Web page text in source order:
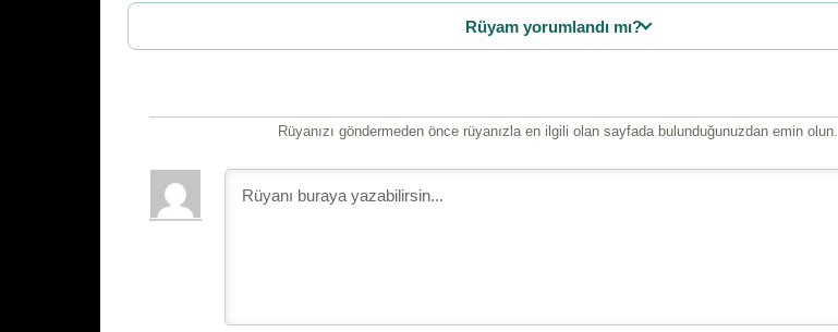
Rüyam yorumlandı mı?
Rüyanızı göndermeden önce rüyanızla en ilgili olan sayfada bulunduğunuzdan emin olun.